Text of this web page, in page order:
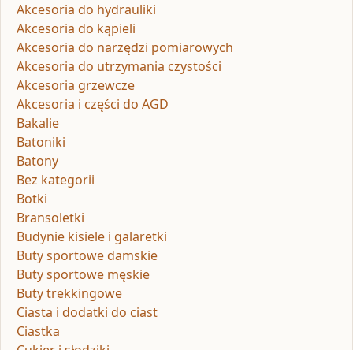
Akcesoria do hydrauliki
Akcesoria do kąpieli
Akcesoria do narzędzi pomiarowych
Akcesoria do utrzymania czystości
Akcesoria grzewcze
Akcesoria i części do AGD
Bakalie
Batoniki
Batony
Bez kategorii
Botki
Bransoletki
Budynie kisiele i galaretki
Buty sportowe damskie
Buty sportowe męskie
Buty trekkingowe
Ciasta i dodatki do ciast
Ciastka